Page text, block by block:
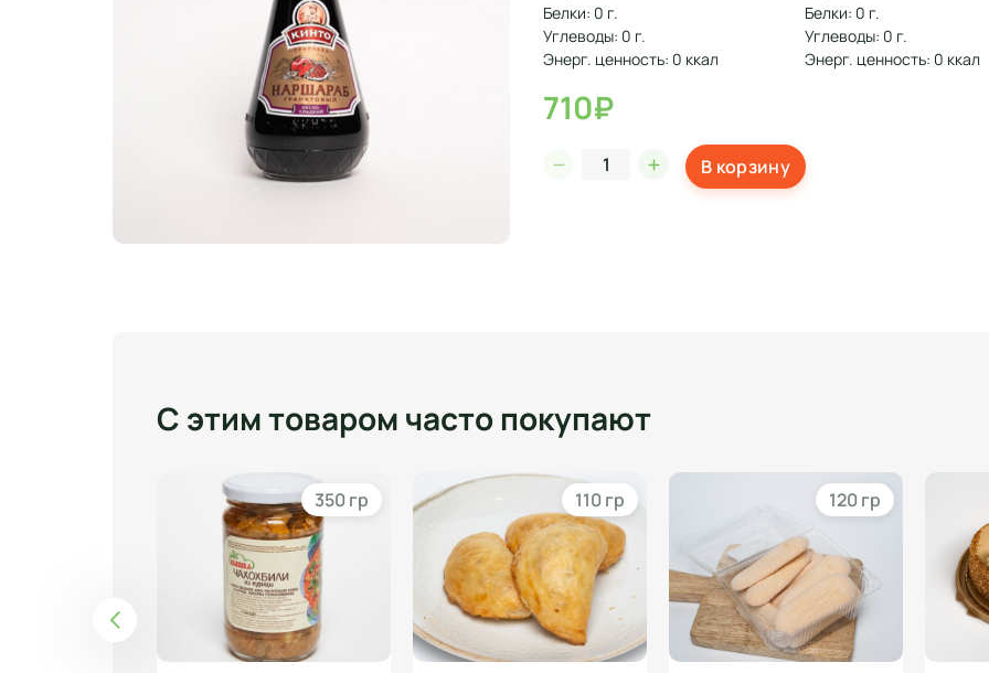
Белки: 0 г.
Углеводы: 0 г.
Энерг. ценность: 0 ккал
Белки: 0 г.
Углеводы: 0 г.
Энерг. ценность: 0 ккал
710₽
В корзину
С этим товаром часто покупают
350 гр 110 гр 120 гр